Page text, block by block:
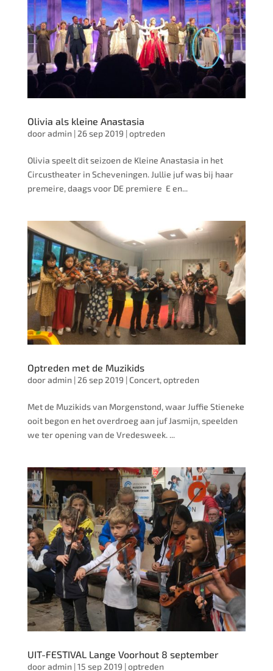
Olivia als kleine Anastasia
dooradmin| 26 sep 2019 |optreden
Olivia speelt dit seizoen de Kleine Anastasia in het
Circustheater in Scheveningen. Jullie juf was bij haar
premeire, daags voor DE premiere E en...
Optreden met de Muzikids
dooradmin| 26 sep 2019 |Concert,optreden
Met de Muzikids van Morgenstond, waar Juffie Stieneke
ooit begon en het overdroeg aan juf Jasmijn, speelden
we ter opening van de Vredesweek. ...
UIT-FESTIVAL Lange Voorhout 8 september
dooradmin|15 sep 2019 |optreden